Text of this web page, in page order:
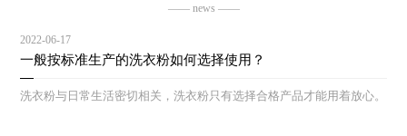
—— news ——
2022-06-17
一般按标准生产的洗衣粉如何选择使用？
洗衣粉与日常生活密切相关，洗衣粉只有选择合格产品才能用着放心。